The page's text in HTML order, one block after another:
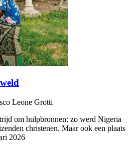
Leone Grotti
om hulpbronnen: zo werd Nigeria
christenen. Maar ook een plaats
2026